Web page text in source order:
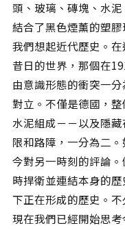
頭、玻璃、磚塊、水
結合了黑色煙薰的塑
我們想起近代歷史。
昔日的世界，那個在
由意識形態的衝突一
對立。不僅是德國，
水泥組成－－以及隱
限和路障，一分為二
今對另一時刻的評論
時捍衛並連結本身的
下正在形成的歷史。
現在我們已經開始思